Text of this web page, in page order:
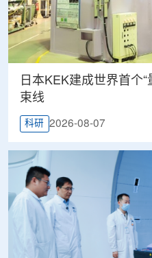
日本KEK建成世界首个
束线
科研 2026-08-07